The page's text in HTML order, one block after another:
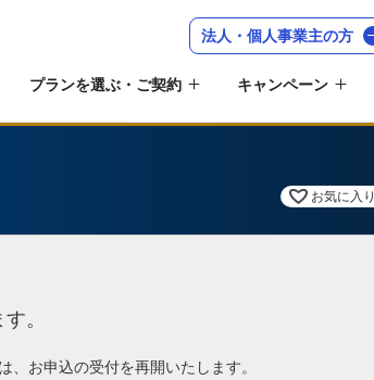
法人・個人事業主の方
プランを選ぶ・ご契約 キャンペーン
お気に入り
。
お申込の受付を再開いたします。